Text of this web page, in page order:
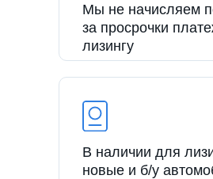
Мы не начисляем
за просрочки
лизингу
В наличии для
новые и б/у